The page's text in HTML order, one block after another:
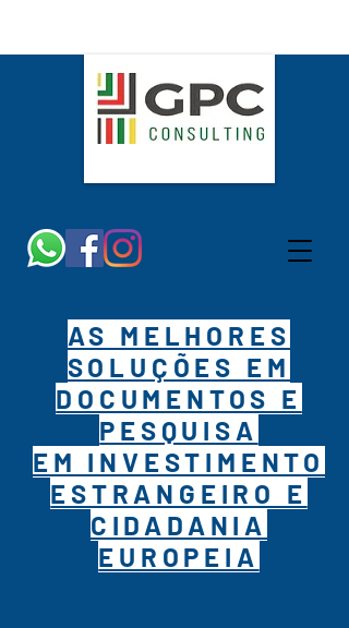
AS MELHORES
SOLUÇÕES EM
DOCUMENTOS E
PESQUISA
EM INVESTIMENTO
ESTRANGEIRO E
CIDADANIA
EUROPEIA